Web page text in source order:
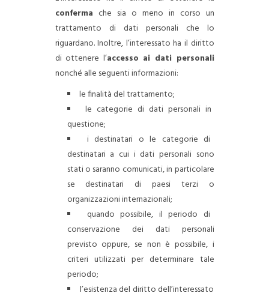
conferma che sia o meno in corso un
trattamento di dati personali che lo
riguardano.Inoltre, l’interessato ha il diritto
di ottenere l’accesso ai dati personali
nonché alle seguenti informazioni:
le finalità del trattamento;
le categorie di dati personali in
questione;
i destinatari o le categorie di
destinatari a cui i dati personali sono
stati o saranno comunicati, in particolare
se destinatari di paesi terzi o
organizzazioni internazionali;
quando possibile, il periodo di
conservazione dei dati personali
previsto oppure, se non è possibile, i
criteri utilizzati per determinare tale
periodo;
l’esistenza del diritto dell’interessato